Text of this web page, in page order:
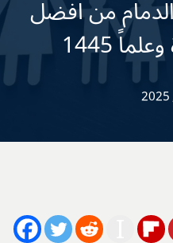
من افضل
1445